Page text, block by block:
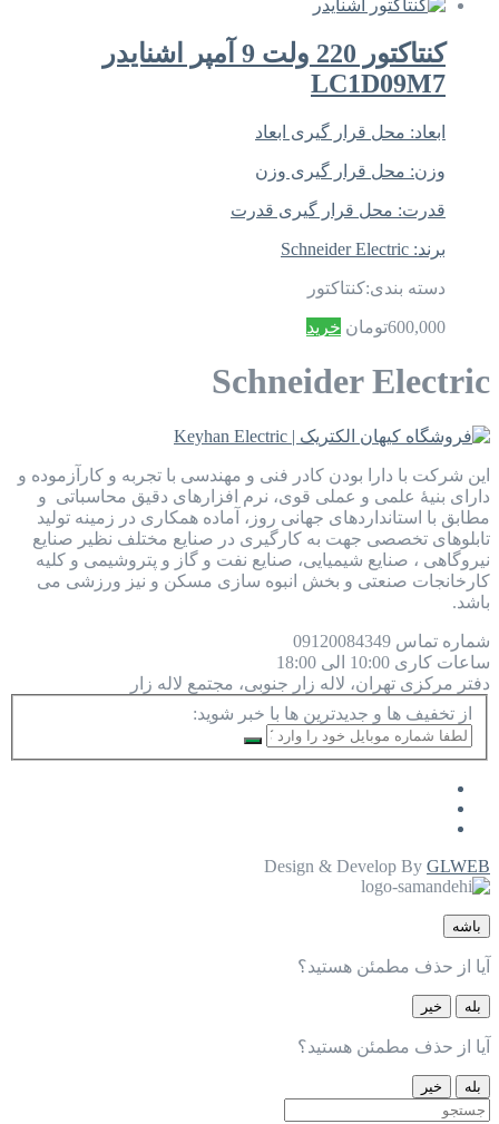
کنتاکتور 220 ولت 9 آمپر اشنایدر
LC1D09M7
ابعاد: محل قرار گیری ابعاد
وزن: محل قرار گیری وزن
قدرت: محل قرار گیری قدرت
برند: Schneider Electric
دسته بندی:کنتاکتور
600,000تومان خرید
Schneider Electric
این شرکت با دارا بودن کادر فنی و مهندسی با تجربه و کارآزموده و
دارای بنیۀ علمی و عملی قوی، نرم افزارهای دقیق محاسباتی و
مطابق با استانداردهای جهانی روز، آماده همکاری در زمینه تولید
تابلوهای تخصصی جهت به کارگیری در صنایع مختلف نظیر صنایع
نیروگاهی ، صنایع شیمیایی، صنایع نفت و گاز و پتروشیمی و کلیه
کارخانجات صنعتی و بخش انبوه سازی مسکن و نیز ورزشی می
باشد.
شماره تماس 09120084349
ساعات کاری 10:00 الی 18:00
دفتر مرکزی تهران، لاله زار جنوبی، مجتمع لاله زار
از تخفیف ها و جدیدترین ها با خبر شوید:
Design & Develop By GLWEB
باشه
آیا از حذف مطمئن هستید؟
بله خیر
آیا از حذف مطمئن هستید؟
بله خیر